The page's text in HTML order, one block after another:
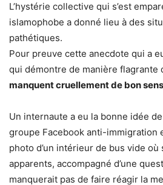
L’hystérie collective qui s’est
islamophobe a donné lieu à des
pathétiques.
Pour preuve cette anecdote qui a
qui démontre de manière flagrante
manquent cruellement de bon sens
Un internaute a eu la bonne idée
groupe Facebook anti-immigration
photo d’un intérieur de bus vide
apparents, accompagné d’une
manquerait pas de faire réagir la